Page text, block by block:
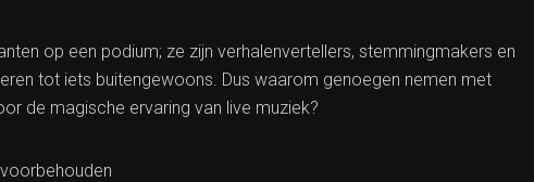
op een podium; ze zijn verhalenvertellers, stemmingmakers en
tot iets buitengewoons. Dus waarom genoegen nemen met
de magische ervaring van live muziek?